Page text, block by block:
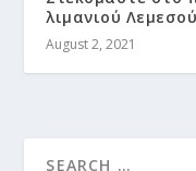
λιμανιού
August 2, 2021